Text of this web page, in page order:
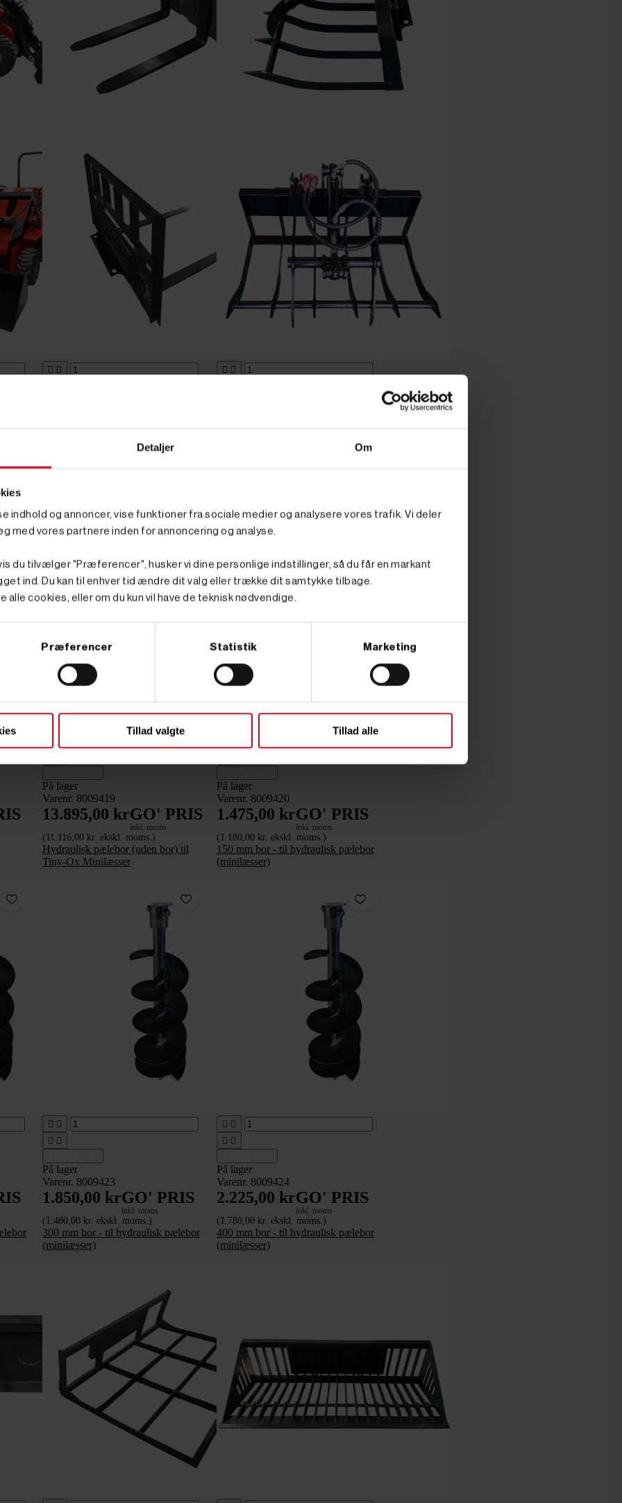
Detaljer Om
indhold og annoncer, vise funktioner fra sociale medier og analysere vores trafik. Vi deler
med vores partnere inden for annoncering og analyse.
du tilvælger "Præferencer", husker vi dine personlige indstillinger, så du får en markant
ind. Du kan til enhver tid ændre dit valg eller trække dit samtykke tilbage.
alle cookies, eller om du kun vil have de teknisk nødvendige.
Præferencer Statistik Marketing
Tillad valgte Tillad alle
 
Varenr. 8009415
GO' PRIS
(3.596,00 kr. ekskl. moms.)
 
Varenr. 8009416
GO' PRIS
(4.796,00 kr. ekskl. moms.)
På lager
Varenr. 8009419
13.895,00 krGO' PRIS
inkl. moms
(11.116,00 kr. ekskl. moms.)
Hydraulisk pælebor (uden bor) til
Tiny-Ox Minilæsser
På lager
Varenr. 8009420
1.475,00 krGO' PRIS
inkl. moms
(1.180,00 kr. ekskl. moms.)
150 mm bor - til hydraulisk pælebor
(minilæsser)
 
 
På lager
Varenr. 8009423
1.850,00 krGO' PRIS
inkl. moms
(1.480,00 kr. ekskl. moms.)
300 mm bor - til hydraulisk pælebor
(minilæsser)
 
 
På lager
Varenr. 8009424
2.225,00 krGO' PRIS
inkl. moms
(1.780,00 kr. ekskl. moms.)
400 mm bor - til hydraulisk pælebor
(minilæsser)